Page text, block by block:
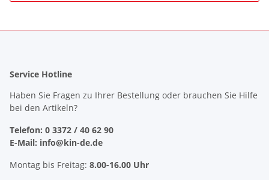
Service Hotline
Haben Sie Fragen zu Ihrer Bestellung oder brauchen Sie Hilfe
bei den Artikeln?
Telefon: 0 3372 / 40 62 90
E-Mail: info@kin-de.de
Montag bis Freitag: 8.00-16.00 Uhr